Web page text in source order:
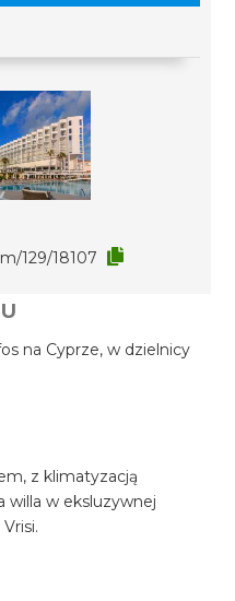
129/18107
na Cyprze, w dzielnicy
z klimatyzacją
willa w eksluzywnej